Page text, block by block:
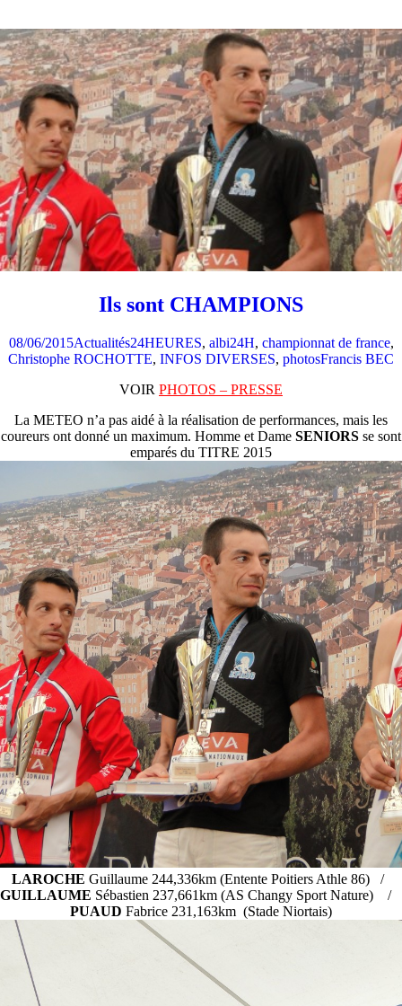
Ils sont CHAMPIONS
08/06/2015Actualités24HEURES, albi24H, championnat de france,
Christophe ROCHOTTE, INFOS DIVERSES, photosFrancis BEC
VOIR PHOTOS – PRESSE
La METEO n’a pas aidé à la réalisation de performances, mais les
coureurs ont donné un maximum. Homme et Dame SENIORS se sont
emparés du TITRE 2015
LAROCHE Guillaume 244,336km (Entente Poitiers Athle 86) /
GUILLAUME Sébastien 237,661km (AS Changy Sport Nature) /
PUAUD Fabrice 231,163km (Stade Niortais)